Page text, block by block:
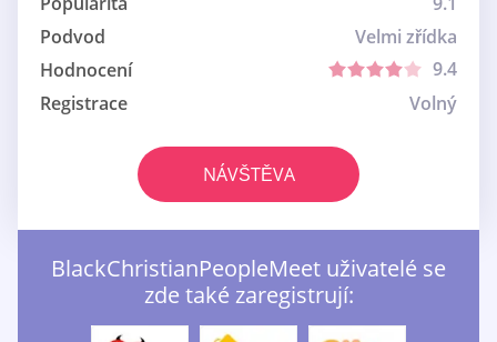
Podvod
Velmi zřídka
Hodnocení
9.4
Registrace
Volný
NÁVŠTĚVA
BlackChristianPeopleMeet uživatelé se
zde také zaregistrují: